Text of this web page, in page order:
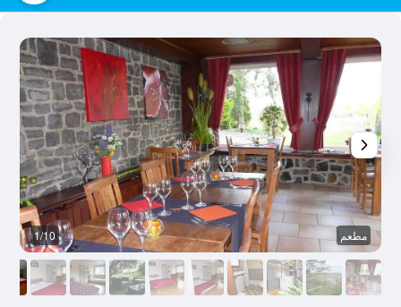
مطعم 1/10